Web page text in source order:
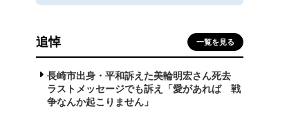
追悼 一覧を見る
長崎市出身・平和訴えた美輪明宏さん死去
ラストメッセージでも訴え「愛があれば 戦
争なんか起こりません」